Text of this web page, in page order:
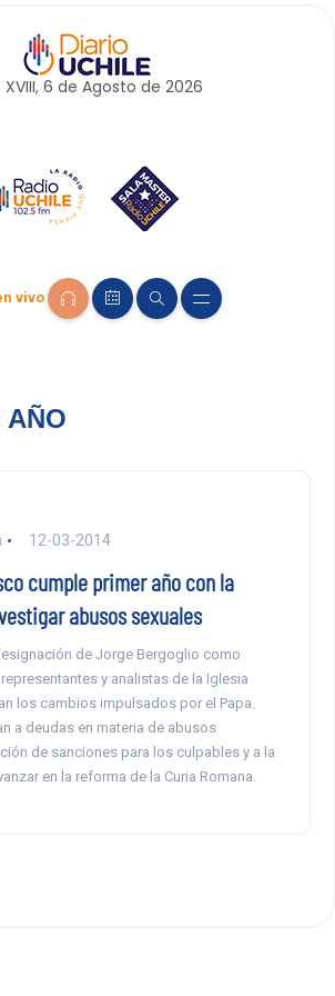
6 de Agosto de 2026
vivo
AÑO
12-03-2014
cumple primer año con la
abusos sexuales
de Jorge Bergoglio como
y analistas de la Iglesia
los cambios impulsados por el Papa.
a deudas en materia de abusos
de sanciones para los culpables y a la
en la reforma de la Curia Romana.